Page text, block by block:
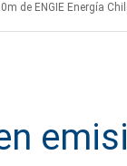
de ENGIE Energía